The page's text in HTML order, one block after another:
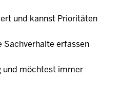
und kannst Prioritäten
Sachverhalte erfassen
und möchtest immer